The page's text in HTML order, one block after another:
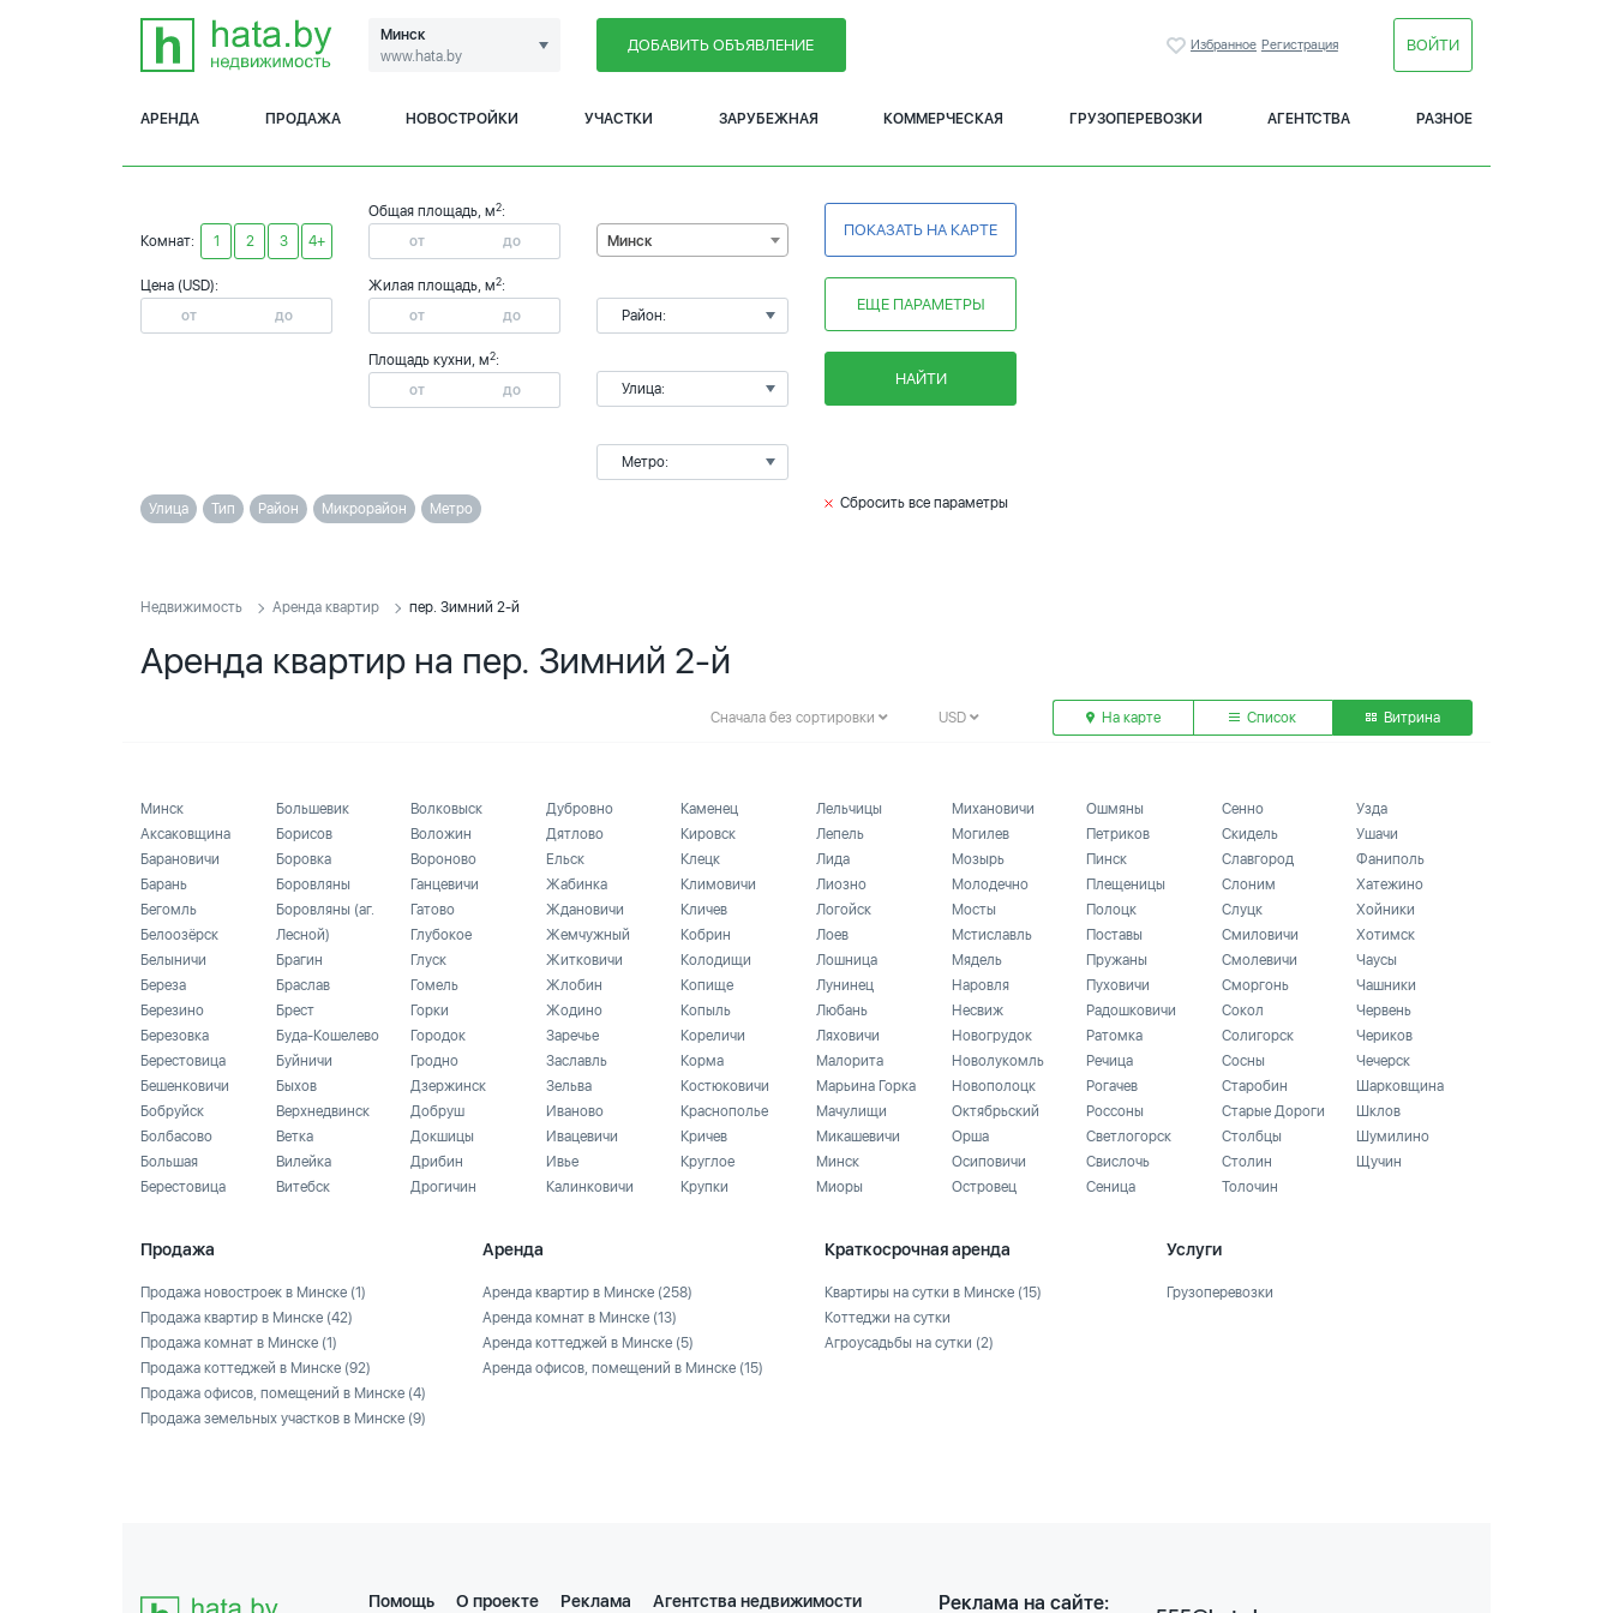
Минск
www.hata.by
ДОБАВИТЬ ОБЪЯВЛЕНИЕ Избранное Регистрация ВОЙТИ
АРЕНДА ПРОДАЖА НОВОСТРОЙКИ УЧАСТКИ ЗАРУБЕЖНАЯ КОММЕРЧЕСКАЯ ГРУЗОПЕРЕВОЗКИ АГЕНТСТВА РАЗНОЕ
Комнат: 1 2 3 4+
Цена (USD):
Общая площадь, м2:
Жилая площадь, м2:
Площадь кухни, м2:
Минск
Район:
Улица:
Метро:
ПОКАЗАТЬ НА КАРТЕ
ЕЩЕ ПАРАМЕТРЫ
НАЙТИ
Улица Тип Район Микрорайон Метро Сбросить все параметры
Недвижимость Аренда квартир пер. Зимний 2-й
Аренда квартир на пер. Зимний 2-й
Сначала без сортировки USD На карте Список Витрина
Минск
Аксаковщина
Барановичи
Барань
Бегомль
Белоозёрск
Белыничи
Береза
Березино
Березовка
Берестовица
Бешенковичи
Бобруйск
Болбасово
Большая
Берестовица
Большевик
Борисов
Боровка
Боровляны
Боровляны (аг.
Лесной)
Брагин
Браслав
Брест
Буда-Кошелево
Буйничи
Быхов
Верхнедвинск
Ветка
Вилейка
Витебск
Волковыск
Воложин
Вороново
Ганцевичи
Гатово
Глубокое
Глуск
Гомель
Горки
Городок
Гродно
Дзержинск
Добруш
Докшицы
Дрибин
Дрогичин
Дубровно
Дятлово
Ельск
Жабинка
Ждановичи
Жемчужный
Житковичи
Жлобин
Жодино
Заречье
Заславль
Зельва
Иваново
Ивацевичи
Ивье
Калинковичи
Каменец
Кировск
Клецк
Климовичи
Кличев
Кобрин
Колодищи
Копище
Копыль
Кореличи
Корма
Костюковичи
Краснополье
Кричев
Круглое
Крупки
Лельчицы
Лепель
Лида
Лиозно
Логойск
Лоев
Лошница
Лунинец
Любань
Ляховичи
Малорита
Марьина Горка
Мачулищи
Микашевичи
Минск
Миоры
Михановичи
Могилев
Мозырь
Молодечно
Мосты
Мстиславль
Мядель
Наровля
Несвиж
Новогрудок
Новолукомль
Новополоцк
Октябрьский
Орша
Осиповичи
Островец
Ошмяны
Петриков
Пинск
Плещеницы
Полоцк
Поставы
Пружаны
Пуховичи
Радошковичи
Ратомка
Речица
Рогачев
Россоны
Светлогорск
Свислочь
Сеница
Сенно
Скидель
Славгород
Слоним
Слуцк
Смиловичи
Смолевичи
Сморгонь
Сокол
Солигорск
Сосны
Старобин
Старые Дороги
Столбцы
Столин
Толочин
Узда
Ушачи
Фаниполь
Хатежино
Хойники
Хотимск
Чаусы
Чашники
Червень
Чериков
Чечерск
Шарковщина
Шклов
Шумилино
Щучин
Продажа
Продажа новостроек в Минске (1)
Продажа квартир в Минске (42)
Продажа комнат в Минске (1)
Продажа коттеджей в Минске (92)
Продажа офисов, помещений в Минске (4)
Продажа земельных участков в Минске (9)
Аренда
Аренда квартир в Минске (258)
Аренда комнат в Минске (13)
Аренда коттеджей в Минске (5)
Аренда офисов, помещений в Минске (15)
Краткосрочная аренда
Квартиры на сутки в Минске (15)
Коттеджи на сутки
Агроусадьбы на сутки (2)
Услуги
Грузоперевозки
Помощь О проекте Реклама Агентства недвижимости Реклама на сайте: